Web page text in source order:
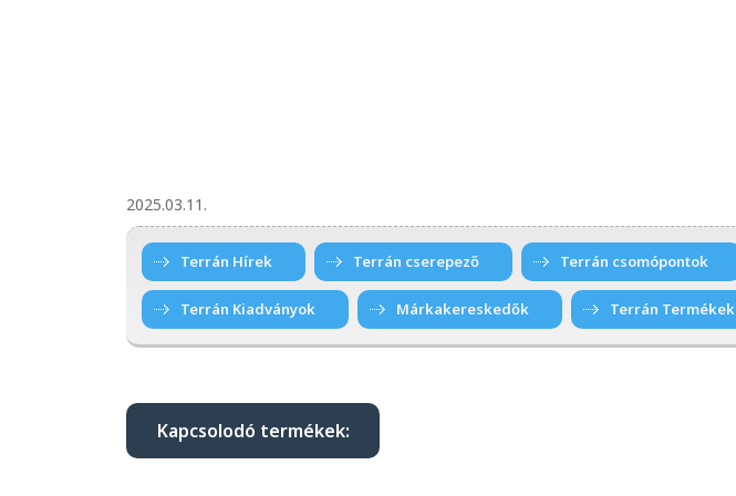
2025.03.11.
Terrán Hírek Terrán cserepező Terrán csomópontok
Terrán Kiadványok Márkakereskedők Terrán Termékek
Kapcsolodó termékek: